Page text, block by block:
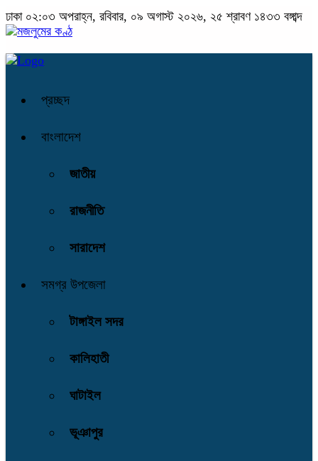
ঢাকা ০২:০৩ অপরাহ্ন, রবিবার, ০৯ অগাস্ট ২০২৬, ২৫ শ্রাবণ ১৪৩৩ বঙ্গাব্দ
প্রচ্ছদ
বাংলাদেশ
জাতীয়
রাজনীতি
সারাদেশ
সমগ্র উপজেলা
টাঙ্গাইল সদর
কালিহাতী
ঘাটাইল
ভূঞাপুর